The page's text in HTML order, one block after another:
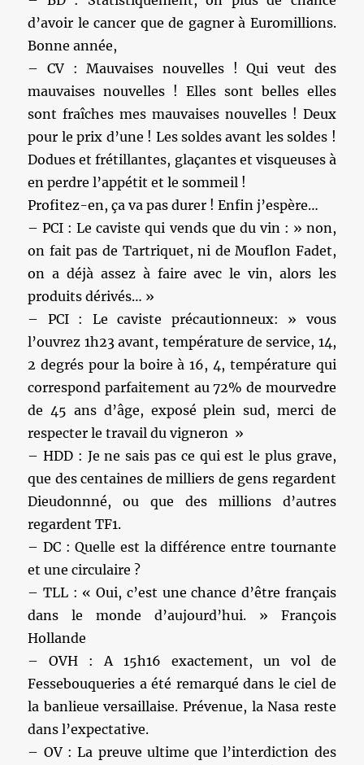
d’avoir le cancer que de gagner à Euromillions.
Bonne année,
– CV : Mauvaises nouvelles ! Qui veut des
mauvaises nouvelles ! Elles sont belles elles
sont fraîches mes mauvaises nouvelles ! Deux
pour le prix d’une ! Les soldes avant les soldes !
Dodues et frétillantes, glaçantes et visqueuses à
en perdre l’appétit et le sommeil !
Profitez-en, ça va pas durer ! Enfin j’espère…
– PCI : Le caviste qui vends que du vin : » non,
on fait pas de Tartriquet, ni de Mouflon Fadet,
on a déjà assez à faire avec le vin, alors les
produits dérivés… »
– PCI : Le caviste précautionneux: » vous
l’ouvrez 1h23 avant, température de service, 14,
2 degrés pour la boire à 16, 4, température qui
correspond parfaitement au 72% de mourvedre
de 45 ans d’âge, exposé plein sud, merci de
respecter le travail du vigneron »
– HDD : Je ne sais pas ce qui est le plus grave,
que des centaines de milliers de gens regardent
Dieudonnné, ou que des millions d’autres
regardent TF1.
– DC : Quelle est la différence entre tournante
et une circulaire ?
– TLL : « Oui, c’est une chance d’être français
dans le monde d’aujourd’hui. » François
Hollande
– OVH : A 15h16 exactement, un vol de
Fessebouqueries a été remarqué dans le ciel de
la banlieue versaillaise. Prévenue, la Nasa reste
dans l’expectative.
– OV : La preuve ultime que l’interdiction des